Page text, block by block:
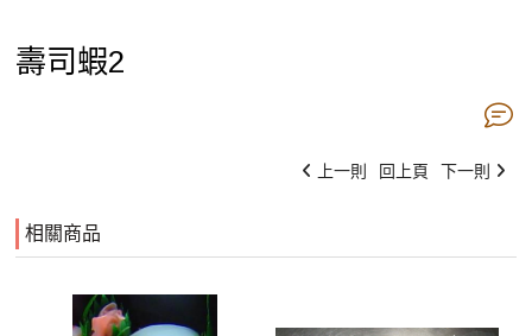
壽司蝦2
上一則 回上頁 下一則
相關商品